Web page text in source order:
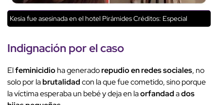
Kesia fue asesinada en el hotel PirámidesCréditos: Especial
Indignación por el caso
Elfeminicidioha generadorepudio en redes sociales, no
solo por labrutalidadcon la que fue cometido, sino porque
la víctima esperaba un bebé y deja en laorfandadados